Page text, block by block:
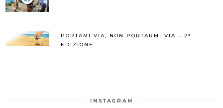
PORTAMI VIA, NON PORTARMI VIA – 2°
EDIZIONE
INSTAGRAM